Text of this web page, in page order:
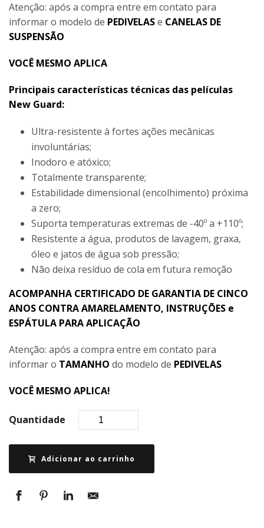
Atenção: após a compra entre em contato para
informar o modelo de PEDIVELASe CANELAS DE
SUSPENSÃO
VOCÊ MESMO APLICA
Principais características técnicas das películas
New Guard:
Ultra-resistente à fortes ações mecânicas
involuntárias;
Inodoro e atóxico;
Totalmente transparente;
Estabilidade dimensional (encolhimento) próxima
a zero;
Suporta temperaturas extremas de -40º a +110º;
Resistente a água, produtos de lavagem, graxa,
óleo e jatos de água sob pressão;
Não deixa resíduo de cola em futura remoção
ACOMPANHA CERTIFICADO DE GARANTIA DE CINCO
ANOS CONTRA AMARELAMENTO, INSTRUÇÕES e
ESPÁTULA PARA APLICAÇÃO
Atenção: após a compra entre em contato para
informar o TAMANHO do modelo de PEDIVELAS
VOCÊ MESMO APLICA!
Quantidade
Adicionar ao carrinho